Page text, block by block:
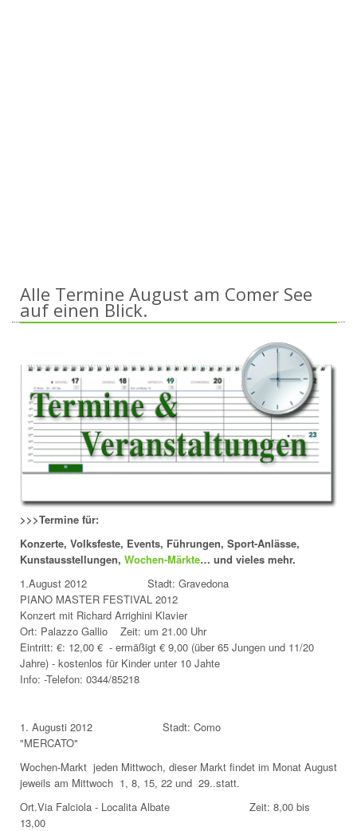
Alle Termine August am Comer See
auf einen Blick.
>>>Termine für:
Konzerte, Volksfeste, Events, Führungen, Sport-Anlässe,
Kunstausstellungen, Wochen-Märkte… und vieles mehr.
1.August 2012 Stadt: Gravedona
PIANO MASTER FESTIVAL 2012
Konzert mit Richard Arrighini Klavier
Ort: Palazzo Gallio Zeit: um 21.00 Uhr
Eintritt: €: 12,00 € - ermäßigt € 9,00 (über 65 Jungen und 11/20
Jahre) - kostenlos für Kinder unter 10 Jahte
Info: -Telefon: 0344/85218
1. Augusti 2012 Stadt: Como
"MERCATO"
Wochen-Markt jeden Mittwoch, dieser Markt findet im Monat August
jeweils am Mittwoch 1, 8, 15, 22 und 29..statt.
Ort.Via Falciola - Localita Albate Zeit: 8,00 bis
13,00